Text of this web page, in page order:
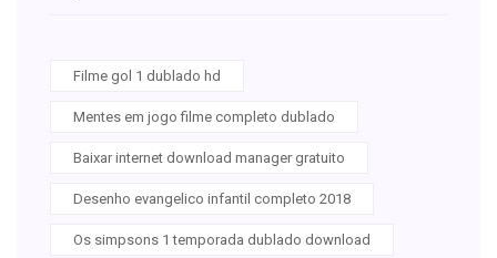
Filme gol 1 dublado hd
Mentes em jogo filme completo dublado
Baixar internet download manager gratuito
Desenho evangelico infantil completo 2018
Os simpsons 1 temporada dublado download